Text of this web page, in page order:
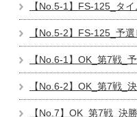
【No.5-1】FS-125_タ
【No.5-2】FS-125_予
【No.6-1】OK_第7戦_
【No.6-2】OK_第7戦_
【No.7】OK_第7戦_決